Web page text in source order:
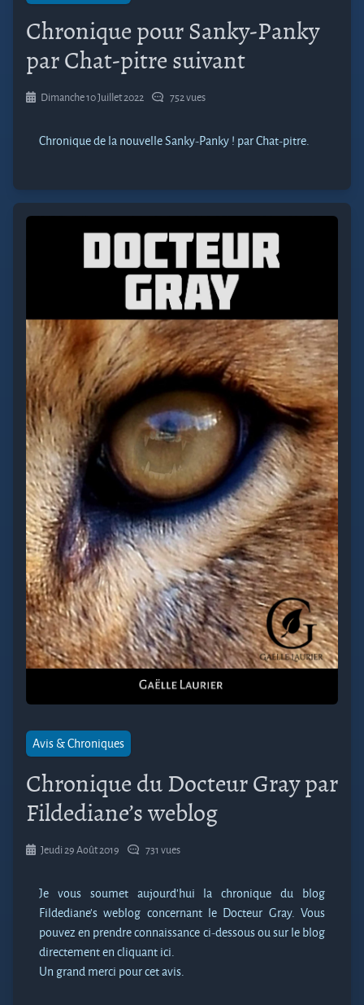
Chronique pour Sanky-Panky
par Chat-pitre suivant
Dimanche 10 Juillet 2022 752 vues
Chronique de la nouvelle Sanky-Panky ! par Chat-pitre.
Avis & Chroniques
Chronique du Docteur Gray par
Fildediane’s weblog
Jeudi 29 Août 2019 731 vues
Je vous soumet aujourd’hui la chronique du blog
Fildediane’s weblog concernant le Docteur Gray. Vous
pouvez en prendre connaissance ci-dessous ou sur le blog
directement en cliquant ici.
Un grand merci pour cet avis.